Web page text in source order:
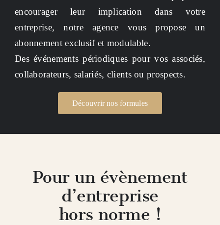
encourager leur implication dans votre
entreprise, notre agence vous propose un
abonnement exclusif et modulable.
Des événements périodiques pour vos associés,
collaborateurs, salariés, clients ou prospects.
Découvrir nos formules
Pour un évènement
d’entreprise
hors norme !